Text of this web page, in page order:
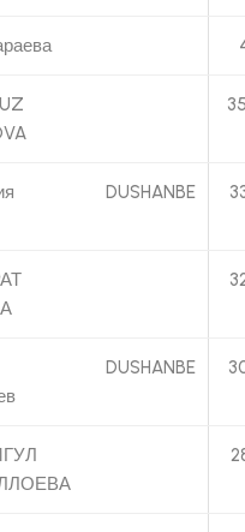
DUSHANBE
DUSHANBE